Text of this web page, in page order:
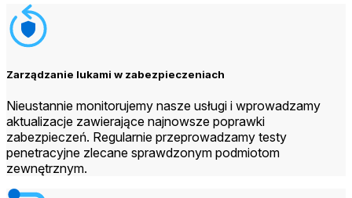
Zarządzanie lukami w zabezpieczeniach
Nieustannie monitorujemy nasze usługi i wprowadzamy
aktualizacje zawierające najnowsze poprawki
zabezpieczeń. Regularnie przeprowadzamy testy
penetracyjne zlecane sprawdzonym podmiotom
zewnętrznym.